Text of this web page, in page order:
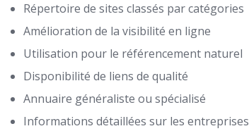
Répertoire de sites classés par catégories
Amélioration de la visibilité en ligne
Utilisation pour le référencement naturel
Disponibilité de liens de qualité
Annuaire généraliste ou spécialisé
Informations détaillées sur les entreprises